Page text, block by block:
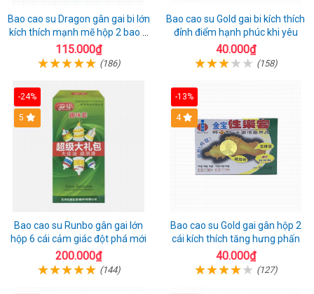
Bao cao su Dragon gân gai bi lớn
kích thích mạnh mẽ hộp 2 bao +
1 riêng
115.000₫
(186)
Bao cao su Gold gai bi kích thích
đỉnh điểm hạnh phúc khi yêu
40.000₫
(158)
-24%
Hot
5
Bao cao su Runbo gân gai lớn
hộp 6 cái cảm giác đột phá mới
200.000₫
(144)
-13%
Hot
4
Bao cao su Gold gai gân hộp 2
cái kích thích tăng hưng phấn
40.000₫
(127)